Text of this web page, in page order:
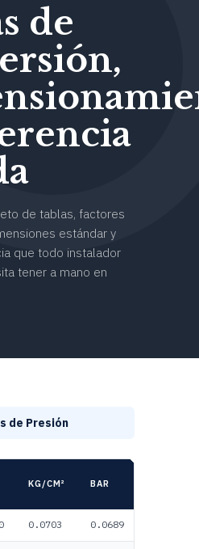
de
de tablas, factores
estándar y
que todo instalador
tener a mano en
de Presión
KG/CM² BAR
0.0703 0.0689